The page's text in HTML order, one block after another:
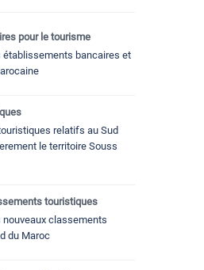
pour le tourisme
établissements bancaires et
relatifs au Sud
le territoire Souss
touristiques
nouveaux classements
du Maroc